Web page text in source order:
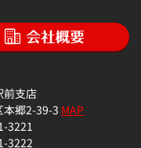
前支店
本郷2-39-3 MAP
3221
3222